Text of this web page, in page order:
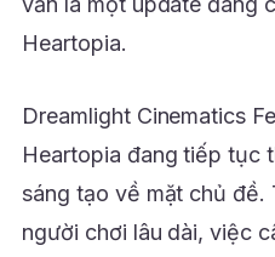
Heartopia.
Dreamlight Cinematics
Heartopia đang tiếp tục
sáng tạo về mặt chủ đề.
người chơi lâu dài, việc